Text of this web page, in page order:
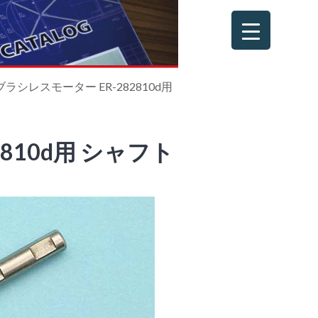
ラシレスモーター ER-282810d用
用 シャフト